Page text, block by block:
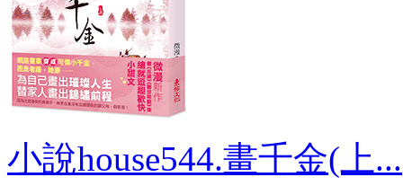
小說house544.畫千金(上...